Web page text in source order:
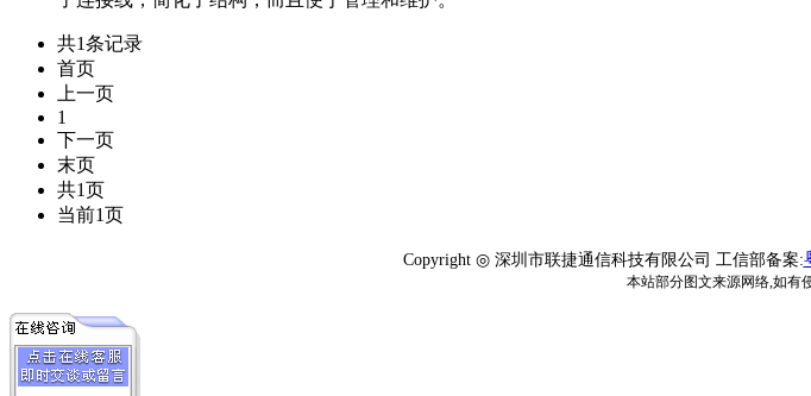
共1条记录
首页
上一页
1
下一页
末页
共1页
当前1页
Copyright ◎ 深圳市联捷通信科技有限公司 工信部备案:
本站部分图文来源网络,如有